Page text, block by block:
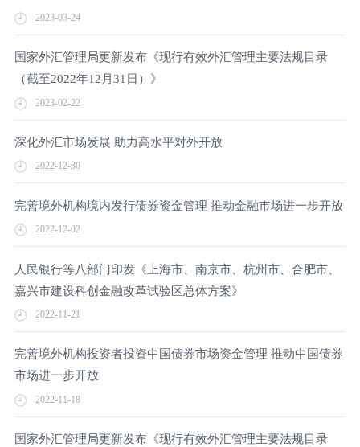
2023-03-24
国家外汇管理局更新发布《现行有效外汇管理主要法规目录
（截至2022年12月31日）》
2023-02-22
深化外汇市场发展 助力高水平对外开放
2022-12-30
完善境外机构境内发行债券资金管理 推动金融市场进一步开放
2022-12-02
人民银行等八部门印发《上海市、南京市、杭州市、合肥市、
嘉兴市建设科创金融改革试验区总体方案》
2022-11-21
完善境外机构投资者投资中国债券市场资金管理 推动中国债券
市场进一步开放
2022-11-18
国家外汇管理局更新发布《现行有效外汇管理主要法规目录